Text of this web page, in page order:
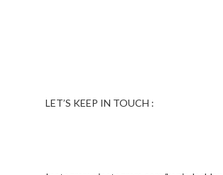
LET’S KEEP IN TOUCH :